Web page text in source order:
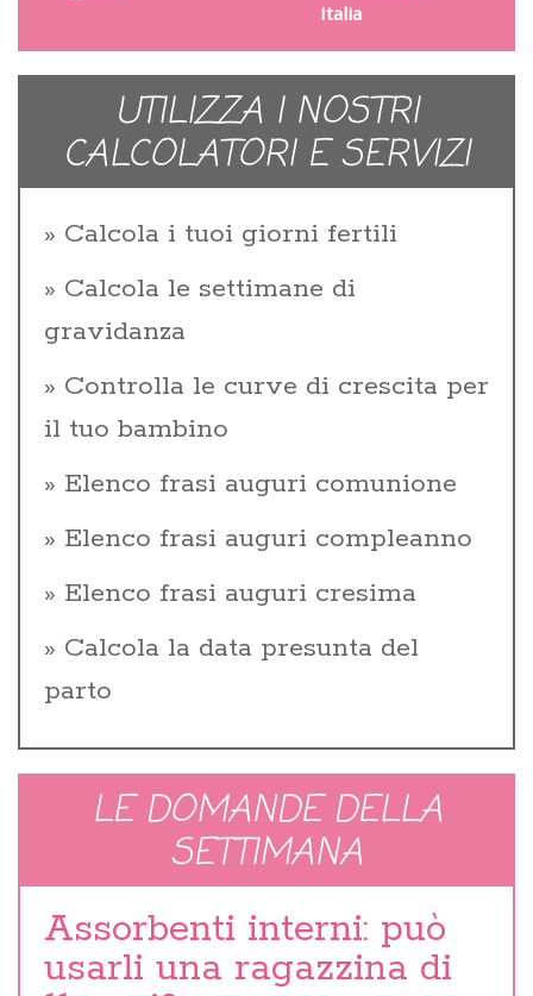
Italia
UTILIZZA I NOSTRI
CALCOLATORI E SERVIZI
Calcola i tuoi giorni fertili
Calcola le settimane di
gravidanza
Controlla le curve di crescita per
il tuo bambino
Elenco frasi auguri comunione
Elenco frasi auguri compleanno
Elenco frasi auguri cresima
Calcola la data presunta del
parto
LE DOMANDE DELLA
SETTIMANA
Assorbenti interni: può
usarli una ragazzina di